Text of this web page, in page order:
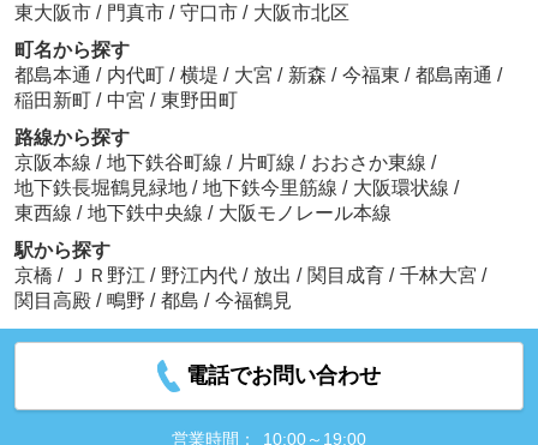
東大阪市 / 門真市 / 守口市 / 大阪市北区
町名から探す
都島本通 / 内代町 / 横堤 / 大宮 / 新森 / 今福東 / 都島南通 /
稲田新町 / 中宮 / 東野田町
路線から探す
京阪本線 / 地下鉄谷町線 / 片町線 / おおさか東線 /
地下鉄長堀鶴見緑地 / 地下鉄今里筋線 / 大阪環状線 /
東西線 / 地下鉄中央線 / 大阪モノレール本線
駅から探す
京橋 / ＪＲ野江 / 野江内代 / 放出 / 関目成育 / 千林大宮 /
関目高殿 / 鴫野 / 都島 / 今福鶴見
電話でお問い合わせ
営業時間：
10:00～19:00